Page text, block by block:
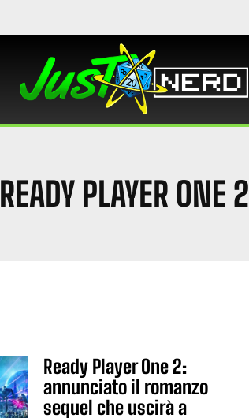
READY PLAYER ONE 2
Ready Player One 2:
annunciato il romanzo
sequel che uscirà a